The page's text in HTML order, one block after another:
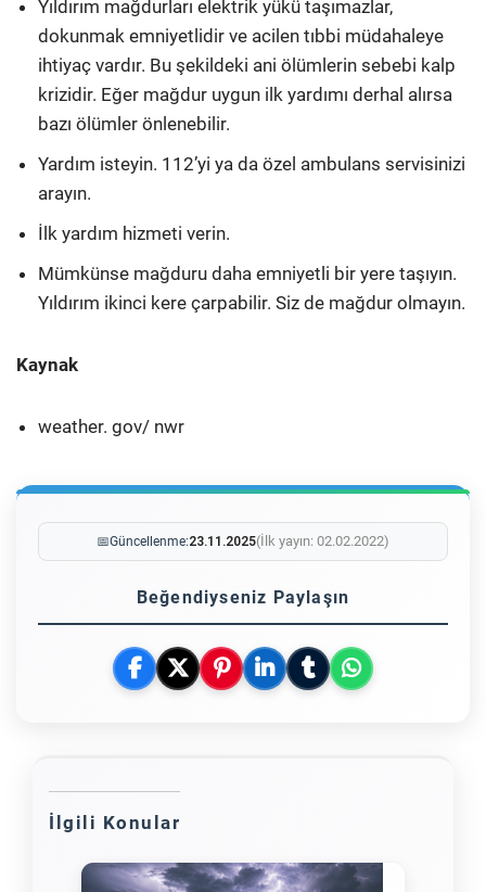
Yıldırım mağdurları elektrik yükü taşımazlar,
dokunmak emniyetlidir ve acilen tıbbi müdahaleye
ihtiyaç vardır. Bu şekildeki ani ölümlerin sebebi kalp
krizidir. Eğer mağdur uygun ilk yardımı derhal alırsa
bazı ölümler önlenebilir.
Yardım isteyin. 112’yi ya da özel ambulans servisinizi
arayın.
İlk yardım hizmeti verin.
Mümkünse mağduru daha emniyetli bir yere taşıyın.
Yıldırım ikinci kere çarpabilir. Siz de mağdur olmayın.
Kaynak
weather. gov/ nwr
📅Güncellenme:23.11.2025(İlk yayın: 02.02.2022)
Beğendiyseniz Paylaşın
İlgili Konular